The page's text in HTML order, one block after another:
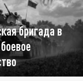
бригада в